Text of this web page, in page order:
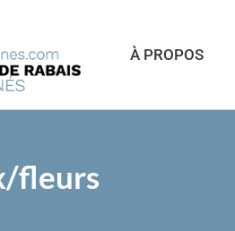
À PROPOS
fleurs